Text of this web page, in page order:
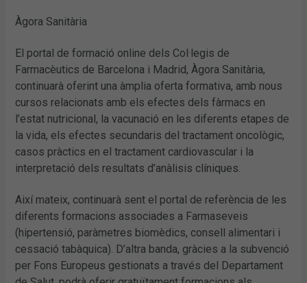
Àgora Sanitària
El portal de formació online dels Col·legis de
Farmacèutics de Barcelona i Madrid, Àgora Sanitària,
continuarà oferint una àmplia oferta formativa, amb nous
cursos relacionats amb els efectes dels fàrmacs en
l’estat nutricional, la vacunació en les diferents etapes de
la vida, els efectes secundaris del tractament oncològic,
casos pràctics en el tractament cardiovascular i la
interpretació dels resultats d’anàlisis clíniques.
Així mateix, continuarà sent el portal de referència de les
diferents formacions associades a Farmaseveis
(hipertensió, paràmetres biomèdics, consell alimentari i
cessació tabàquica). D’altra banda, gràcies a la subvenció
per Fons Europeus gestionats a través del Departament